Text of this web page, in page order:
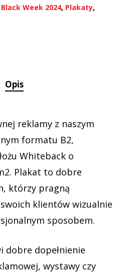
Black Week 2024, Plakaty,
Opis
reklamy z naszym
formatu B2,
Whiteback o
Plakat to dobre
którzy pragną
klientów wizualnie
sposobem.
dobre dopełnienie
wystawy czy